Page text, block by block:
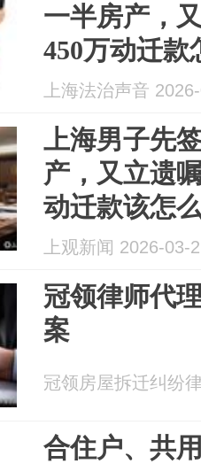
一半房产，
450万动迁款
上海法治声音
上海男子先
产，又立遗
动迁款该怎
上观新闻 2026-03-
冠领律师代
案
冠领房屋拆迁纠纷
合住户、共